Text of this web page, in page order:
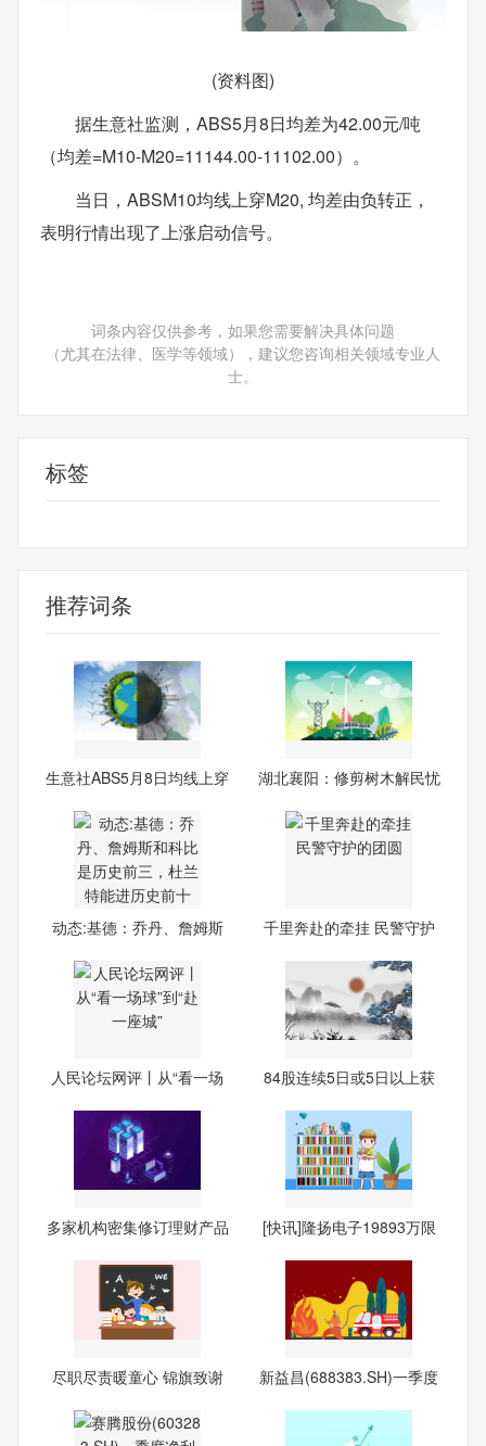
(资料图)
据生意社监测，ABS5月8日均差为42.00元/吨
（均差=M10-M20=11144.00-11102.00）。
当日，ABSM10均线上穿M20, 均差由负转正，
表明行情出现了上涨启动信号。
词条内容仅供参考，如果您需要解决具体问题
（尤其在法律、医学等领域），建议您咨询相关领域专业人
士。
标签
推荐词条
生意社ABS5月8日均线上穿 湖北襄阳：修剪树木解民忧
动态:基德：乔丹、詹姆斯
千里奔赴的牵挂 民警守护
人民论坛网评丨从“看一场
84股连续5日或5日以上获
多家机构密集修订理财产品
[快讯]隆扬电子19893万限
尽职尽责暖童心 锦旗致谢
新益昌(688383.SH)一季度